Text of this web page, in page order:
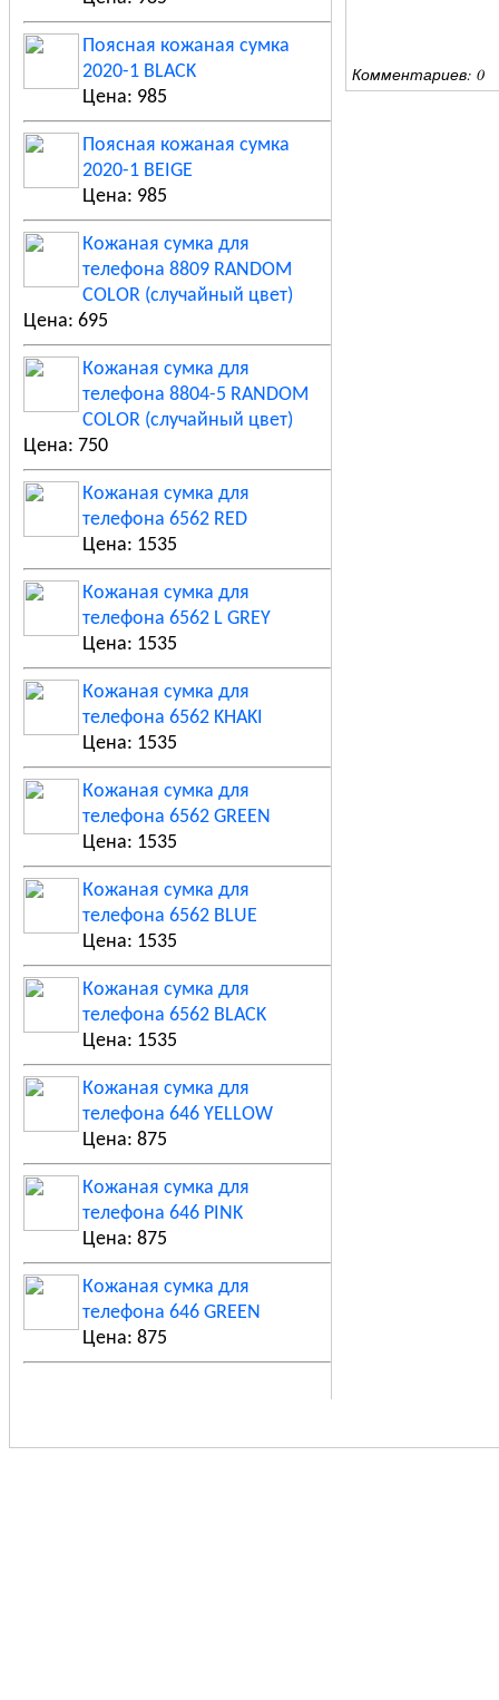
Поясная кожаная сумка
2020-1 BLACK
Цена: 985
Поясная кожаная сумка
2020-1 BEIGE
Цена: 985
Кожаная сумка для
телефона 8809 RANDOM
COLOR (случайный цвет)
Цена: 695
Кожаная сумка для
телефона 8804-5 RANDOM
COLOR (случайный цвет)
Цена: 750
Кожаная сумка для
телефона 6562 RED
Цена: 1535
Кожаная сумка для
телефона 6562 L GREY
Цена: 1535
Кожаная сумка для
телефона 6562 KHAKI
Цена: 1535
Кожаная сумка для
телефона 6562 GREEN
Цена: 1535
Кожаная сумка для
телефона 6562 BLUE
Цена: 1535
Кожаная сумка для
телефона 6562 BLACK
Цена: 1535
Кожаная сумка для
телефона 646 YELLOW
Цена: 875
Кожаная сумка для
телефона 646 PINK
Цена: 875
Кожаная сумка для
телефона 646 GREEN
Цена: 875
Комментариев: 0